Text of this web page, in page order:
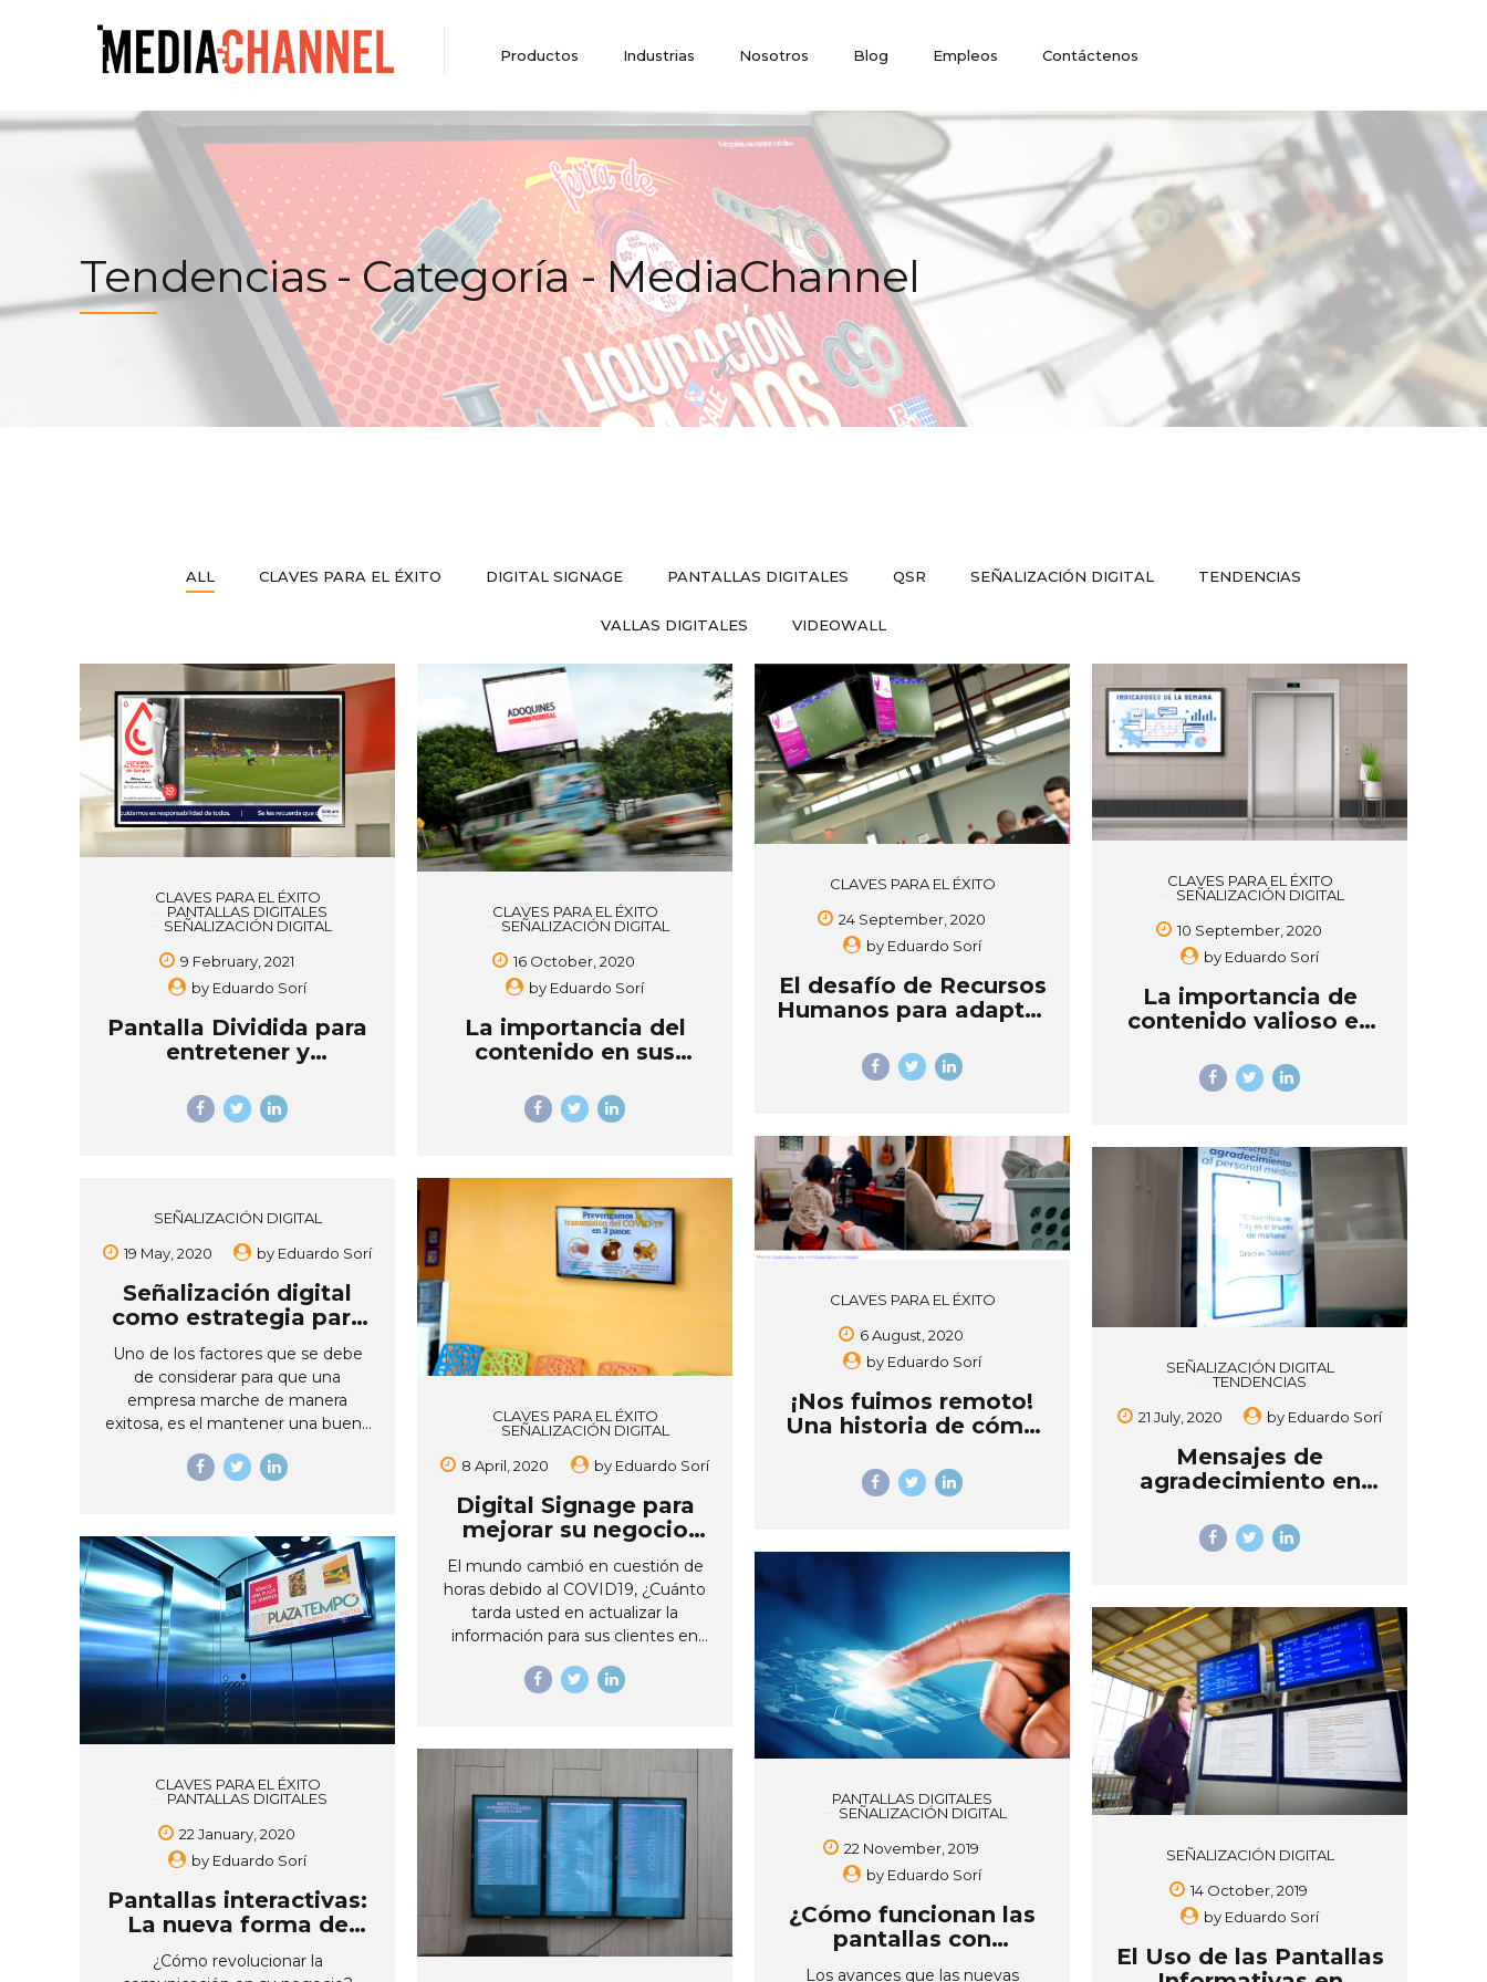
Productos Industrias Nosotros Blog Empleos Contáctenos
Tendencias - Categoría - MediaChannel
ALL CLAVES PARA EL ÉXITO DIGITAL SIGNAGE PANTALLAS DIGITALES QSR SEÑALIZACIÓN DIGITAL TENDENCIAS
VALLAS DIGITALES VIDEOWALL
CLAVES PARA EL ÉXITO
PANTALLAS DIGITALES
SEÑALIZACIÓN DIGITAL
9 February, 2021
by Eduardo Sorí
Pantalla Dividida para
entretener y
CLAVES PARA EL ÉXITO
SEÑALIZACIÓN DIGITAL
16 October, 2020
by Eduardo Sorí
La importancia del
contenido en sus
Promocionales
CLAVES PARA EL ÉXITO
24 September, 2020
by Eduardo Sorí
El desafío de Recursos
Humanos para adaptar
normal
CLAVES PARA EL ÉXITO
SEÑALIZACIÓN DIGITAL
10 September, 2020
by Eduardo Sorí
La importancia de
contenido valioso en
Empresariales
CLAVES PARA EL ÉXITO
6 August, 2020
by Eduardo Sorí
¡Nos fuimos remoto!
Una historia de cómo
trabajo desde casa
SEÑALIZACIÓN DIGITAL
TENDENCIAS
21 July, 2020
by Eduardo Sorí
Mensajes de
agradecimiento en
SEÑALIZACIÓN DIGITAL
19 May, 2020
by Eduardo Sorí
Señalización digital
como estrategia para
una buena
comunicación
corporativa
Uno de los factores que se debe
de considerar para que una
empresa marche de manera
exitosa, es el mantener una buena
aumentar la eficacia de todo el
mensajes llamativos e
impactantes se ha convertido en
un reto para las organizaciones. Ya
que sabemos que para mantener
informados a los empleados se
han utilizado aquellos medios
tradicionales, como lo son el tablón
de anuncios, el correo electrónico,
manuales corporativos, entre otros.
Estos se han vuelto obsoletos ya
que en la actualidad todo se ha
modificado...
CLAVES PARA EL ÉXITO
SEÑALIZACIÓN DIGITAL
8 April, 2020
by Eduardo Sorí
Digital Signage para
mejorar su negocio
durante la pandemia
El mundo cambió en cuestión de
horas debido al COVID19, ¿Cuánto
tarda usted en actualizar la
información para sus clientes en
visto el valor de estar siempre
colaboradores tengan acceso a
mensajes actualizados en todo
momento, instrucciones claras,
medidas de seguridad e higiene,
imágenes y videos que refuercen
cada comunicación, ¿es esto
posible con afiches, volantes,
impresos? Esta emergencia ha
demostrado la importancia de
medios de comunicación que
CLAVES PARA EL ÉXITO
PANTALLAS DIGITALES
22 January, 2020
by Eduardo Sorí
Pantallas interactivas:
La nueva forma de
comunicar en su
negocio
¿Cómo revolucionar la
PANTALLAS DIGITALES
SEÑALIZACIÓN DIGITAL
22 November, 2019
by Eduardo Sorí
¿Cómo funcionan las
pantallas con
publicidad?
Los avances que las nuevas
SEÑALIZACIÓN DIGITAL
14 October, 2019
by Eduardo Sorí
El Uso de las Pantallas